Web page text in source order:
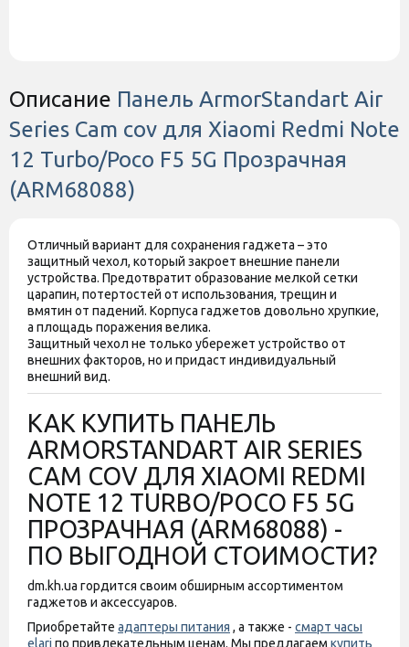
Описание Панель ArmorStandart Air
Series Cam cov для Xiaomi Redmi Note
12 Turbo/Poco F5 5G Прозрачная
(ARM68088)
Отличный вариант для сохранения гаджета – это
защитный чехол, который закроет внешние панели
устройства. Предотвратит образование мелкой сетки
царапин, потертостей от использования, трещин и
вмятин от падений. Корпуса гаджетов довольно хрупкие,
а площадь поражения велика.
Защитный чехол не только убережет устройство от
внешних факторов, но и придаст индивидуальный
внешний вид.
КАК КУПИТЬ ПАНЕЛЬ
ARMORSTANDART AIR SERIES
CAM COV ДЛЯ XIAOMI REDMI
NOTE 12 TURBO/POCO F5 5G
ПРОЗРАЧНАЯ (ARM68088) -
ПО ВЫГОДНОЙ СТОИМОСТИ?
dm.kh.ua гордится своим обширным ассортиментом
гаджетов и аксессуаров.
Приобретайте адаптеры питания , а также - смарт часы
elari по привлекательным ценам. Мы предлагаем купить